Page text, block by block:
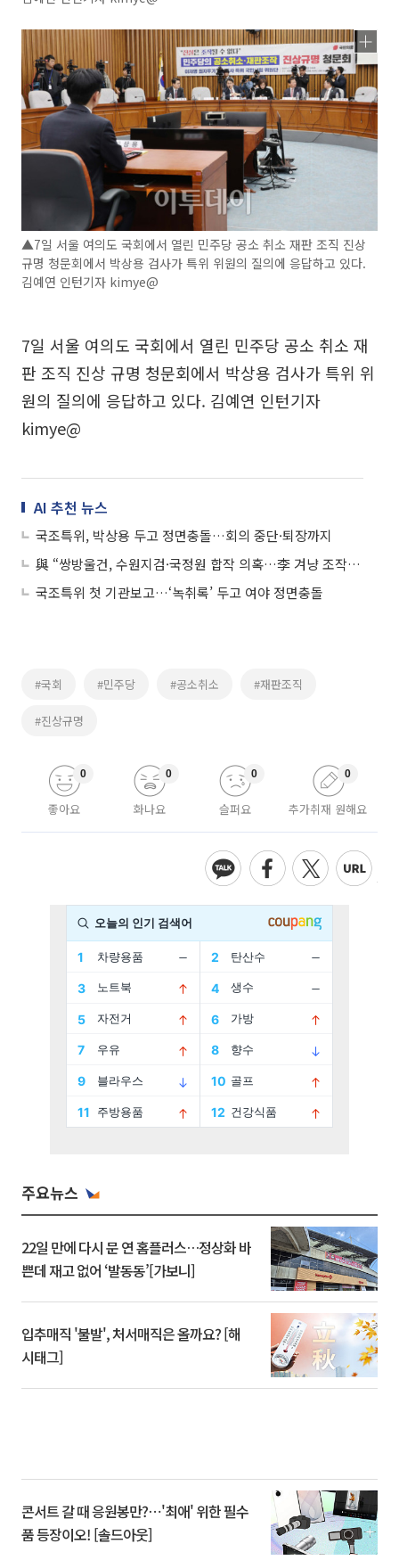
▲7일 서울 여의도 국회에서 열린 민주당 공소 취소 재판 조직 진상
규명 청문회에서 박상용 검사가 특위 위원의 질의에 응답하고 있다.
김예연 인턴기자 kimye@
7일 서울 여의도 국회에서 열린 민주당 공소 취소 재
판 조직 진상 규명 청문회에서 박상용 검사가 특위 위
원의 질의에 응답하고 있다. 김예연 인턴기자
kimye@
AI 추천 뉴스
국조특위, 박상용 두고 정면충돌…회의 중단·퇴장까지
與 “쌍방울건, 수원지검·국정원 합작 의혹…李 겨냥 조작기소 정황”
국조특위 첫 기관보고…‘녹취록’ 두고 여야 정면충돌
#국회 #민주당 #공소취소 #재판조직
#진상규명
좋아요
0
화나요
0
슬퍼요
0
추가취재 원해요
0
주요뉴스
22일 만에 다시 문 연 홈플러스…정상화 바
쁜데 재고 없어 ‘발동동’[가보니]
입추매직 '불발', 처서매직은 올까요? [해
시태그]
콘서트 갈 때 응원봉만?⋯'최애' 위한 필수
품 등장이오! [솔드아웃]